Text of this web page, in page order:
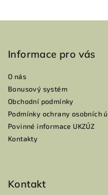
Informace pro vás
O nás
Bonusový systém
Obchodní podmínky
Podmínky ochrany osobních
Povinné informace UKZÚZ
Kontakty
Kontakt